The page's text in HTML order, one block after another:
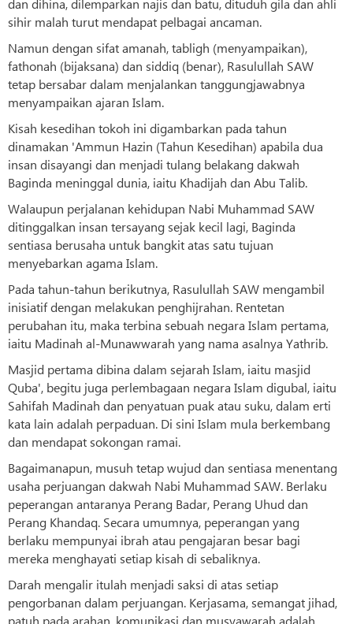
dan dihina, dilemparkan najis dan batu, dituduh gila dan ahli
sihir malah turut mendapat pelbagai ancaman.
Namun dengan sifat amanah, tabligh (menyampaikan),
fathonah (bijaksana) dan siddiq (benar), Rasulullah SAW
tetap bersabar dalam menjalankan tanggungjawabnya
menyampaikan ajaran Islam.
Kisah kesedihan tokoh ini digambarkan pada tahun
dinamakan 'Ammun Hazin (Tahun Kesedihan) apabila dua
insan disayangi dan menjadi tulang belakang dakwah
Baginda meninggal dunia, iaitu Khadijah dan Abu Talib.
Walaupun perjalanan kehidupan Nabi Muhammad SAW
ditinggalkan insan tersayang sejak kecil lagi, Baginda
sentiasa berusaha untuk bangkit atas satu tujuan
menyebarkan agama Islam.
Pada tahun-tahun berikutnya, Rasulullah SAW mengambil
inisiatif dengan melakukan penghijrahan. Rentetan
perubahan itu, maka terbina sebuah negara Islam pertama,
iaitu Madinah al-Munawwarah yang nama asalnya Yathrib.
Masjid pertama dibina dalam sejarah Islam, iaitu masjid
Quba', begitu juga perlembagaan negara Islam digubal, iaitu
Sahifah Madinah dan penyatuan puak atau suku, dalam erti
kata lain adalah perpaduan. Di sini Islam mula berkembang
dan mendapat sokongan ramai.
Bagaimanapun, musuh tetap wujud dan sentiasa menentang
usaha perjuangan dakwah Nabi Muhammad SAW. Berlaku
peperangan antaranya Perang Badar, Perang Uhud dan
Perang Khandaq. Secara umumnya, peperangan yang
berlaku mempunyai ibrah atau pengajaran besar bagi
mereka menghayati setiap kisah di sebaliknya.
Darah mengalir itulah menjadi saksi di atas setiap
pengorbanan dalam perjuangan. Kerjasama, semangat jihad,